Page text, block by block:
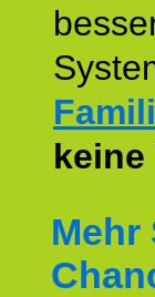
Mehr